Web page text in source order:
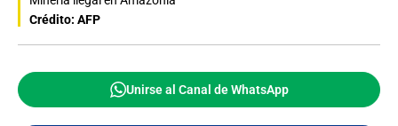
Crédito: AFP
Unirse al Canal de WhatsApp